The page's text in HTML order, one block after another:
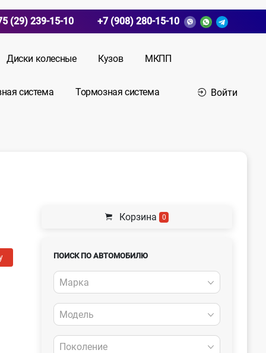
(29) 239-15-10 +7 (908) 280-15-10
Диски колесные Кузов МКПП
система Тормозная система Войти
Корзина 0
ПОИСК ПО АВТОМОБИЛЮ
Марка
Модель
Поколение